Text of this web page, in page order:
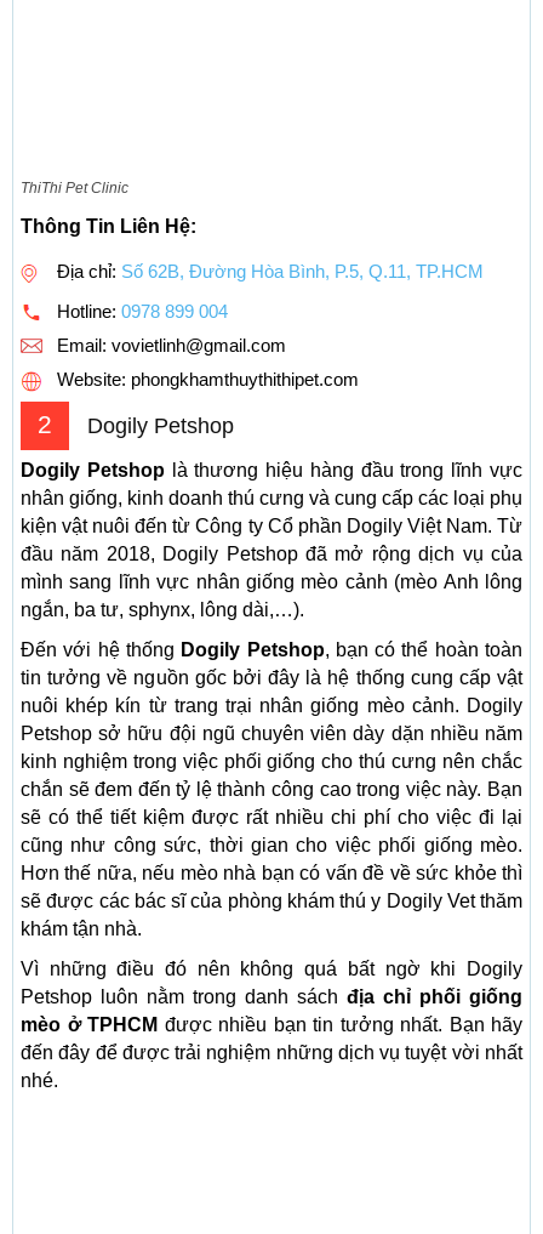
ThiThi Pet Clinic
Thông Tin Liên Hệ:
Địa chỉ: Số 62B, Đường Hòa Bình, P.5, Q.11, TP.HCM
Hotline: 0978 899 004
Email: vovietlinh@gmail.com
Website: phongkhamthuythithipet.com
2 Dogily Petshop
Dogily Petshoplà thương hiệu hàng đầu trong lĩnh vực
nhân giống, kinh doanh thú cưng và cung cấp các loại phụ
kiện vật nuôi đến từ Công ty Cổ phần Dogily Việt Nam. Từ
đầu năm 2018, Dogily Petshop đã mở rộng dịch vụ của
mình sang lĩnh vực nhân giống mèo cảnh (mèo Anh lông
ngắn, ba tư, sphynx, lông dài,…).
Đến với hệ thống Dogily Petshop, bạn có thể hoàn toàn
tin tưởng về nguồn gốc bởi đây là hệ thống cung cấp vật
nuôi khép kín từ trang trại nhân giống mèo cảnh. Dogily
Petshop sở hữu đội ngũ chuyên viên dày dặn nhiều năm
kinh nghiệm trong việc phối giống cho thú cưng nên chắc
chắn sẽ đem đến tỷ lệ thành công cao trong việc này. Bạn
sẽ có thể tiết kiệm được rất nhiều chi phí cho việc đi lại
cũng như công sức, thời gian cho việc phối giống mèo.
Hơn thế nữa, nếu mèo nhà bạn có vấn đề về sức khỏe thì
sẽ được các bác sĩ của phòng khám thú y Dogily Vet thăm
khám tận nhà.
Vì những điều đó nên không quá bất ngờ khi Dogily
Petshop luôn nằm trong danh sách địa chỉ phối giống
mèo ở TPHCM được nhiều bạn tin tưởng nhất. Bạn hãy
đến đây để được trải nghiệm những dịch vụ tuyệt vời nhất
nhé.